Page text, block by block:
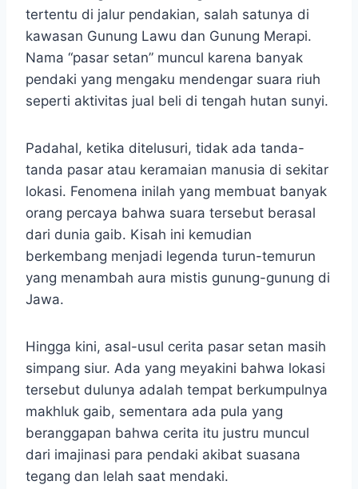
tertentu di jalur pendakian, salah satunya di
kawasan Gunung Lawu dan Gunung Merapi.
Nama “pasar setan” muncul karena banyak
pendaki yang mengaku mendengar suara riuh
seperti aktivitas jual beli di tengah hutan sunyi.
Padahal, ketika ditelusuri, tidak ada tanda-
tanda pasar atau keramaian manusia di sekitar
lokasi. Fenomena inilah yang membuat banyak
orang percaya bahwa suara tersebut berasal
dari dunia gaib. Kisah ini kemudian
berkembang menjadi legenda turun-temurun
yang menambah aura mistis gunung-gunung di
Jawa.
Hingga kini, asal-usul cerita pasar setan masih
simpang siur. Ada yang meyakini bahwa lokasi
tersebut dulunya adalah tempat berkumpulnya
makhluk gaib, sementara ada pula yang
beranggapan bahwa cerita itu justru muncul
dari imajinasi para pendaki akibat suasana
tegang dan lelah saat mendaki.